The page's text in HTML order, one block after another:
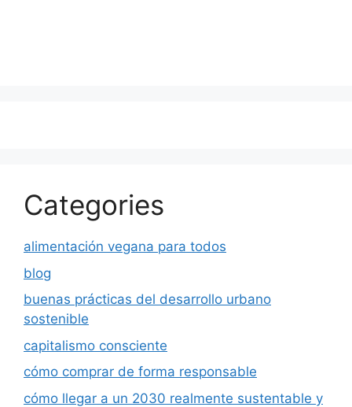
Categories
alimentación vegana para todos
blog
buenas prácticas del desarrollo urbano
sostenible
capitalismo consciente
cómo comprar de forma responsable
cómo llegar a un 2030 realmente sustentable y